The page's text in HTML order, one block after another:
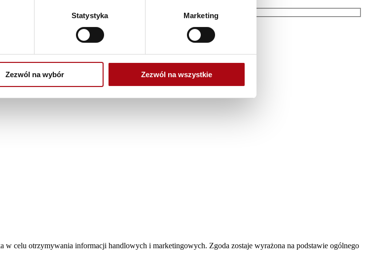
Statystyka Marketing
Zezwól na wybór Zezwól na wszystkie
w celu otrzymywania informacji handlowych i marketingowych. Zgoda zostaje wyrażona na podstawie ogólnego